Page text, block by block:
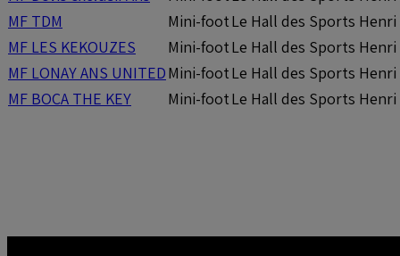
MF TDM
Mini-footLe Hall des Sports Henri
MF LES KEKOUZES
Mini-footLe Hall des Sports Henri
MF LONAY ANS UNITEDMini-footLe Hall des Sports Henri
MF BOCA THE KEY
Mini-footLe Hall des Sports Henri